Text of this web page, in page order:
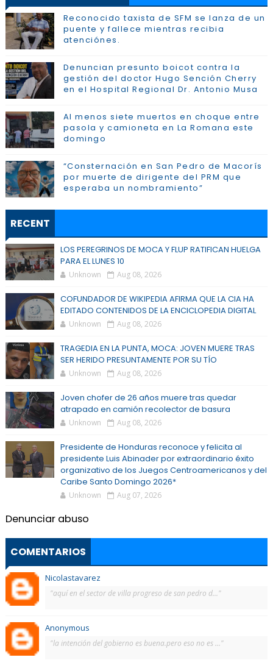
Reconocido taxista de SFM se lanza de un
puente y fallece mientras recibia
atenciónes.
Denuncian presunto boicot contra la
gestión del doctor Hugo Sención Cherry
en el Hospital Regional Dr. Antonio Musa
Al menos siete muertos en choque entre
pasola y camioneta en La Romana este
domingo
“Consternación en San Pedro de Macorís
por muerte de dirigente del PRM que
esperaba un nombramiento”
RECENT
LOS PEREGRINOS DE MOCA Y FLUP RATIFICAN HUELGA
PARA EL LUNES 10
Unknown Aug 08, 2026
COFUNDADOR DE WIKIPEDIA AFIRMA QUE LA CIA HA
EDITADO CONTENIDOS DE LA ENCICLOPEDIA DIGITAL
Unknown Aug 08, 2026
TRAGEDIA EN LA PUNTA, MOCA: JOVEN MUERE TRAS
SER HERIDO PRESUNTAMENTE POR SU TÍO
Unknown Aug 08, 2026
Joven chofer de 26 años muere tras quedar
atrapado en camión recolector de basura
Unknown Aug 08, 2026
Presidente de Honduras reconoce y felicita al
presidente Luis Abinader por extraordinario éxito
organizativo de los Juegos Centroamericanos y del
Caribe Santo Domingo 2026*
Unknown Aug 07, 2026
Denunciar abuso
COMENTARIOS
Nicolastavarez
"aquí en el sector de villa progreso de san pedro d..."
Anonymous
"la intención del gobierno es buena.pero eso no es ..."